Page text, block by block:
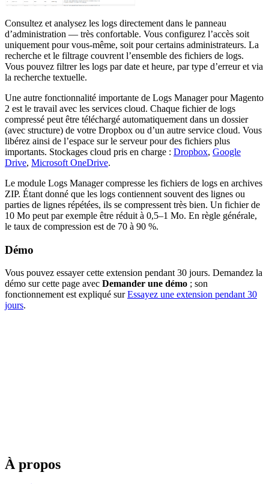
Consultez et analysez les logs directement dans le panneau
d’administration — très confortable. Vous configurez l’accès soit
uniquement pour vous-même, soit pour certains administrateurs. La
recherche et le filtrage couvrent l’ensemble des fichiers de logs.
Vous pouvez filtrer les logs par date et heure, par type d’erreur et via
la recherche textuelle.
Une autre fonctionnalité importante de Logs Manager pour Magento
2 est le travail avec les services cloud. Chaque fichier de logs
compressé peut être téléchargé automatiquement dans un dossier
(avec structure) de votre Dropbox ou d’un autre service cloud. Vous
libérez ainsi de l’espace sur le serveur pour des fichiers plus
importants. Stockages cloud pris en charge : Dropbox, Google
Drive, Microsoft OneDrive.
Le module Logs Manager compresse les fichiers de logs en archives
ZIP. Étant donné que les logs contiennent souvent des lignes ou
parties de lignes répétées, ils se compressent très bien. Un fichier de
10 Mo peut par exemple être réduit à 0,5–1 Mo. En règle générale,
le taux de compression est de 70 à 90 %.
Démo
Vous pouvez essayer cette extension pendant 30 jours. Demandez la
démo sur cette page avec Demander une démo ; son
fonctionnement est expliqué surEssayez une extension pendant 30
jours.
À propos